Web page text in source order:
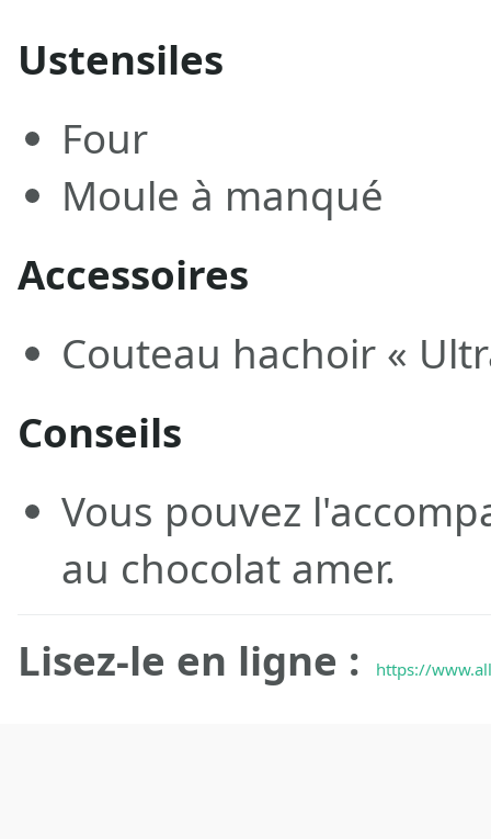
Ustensiles
Four
Moule à manqué
Accessoires
Couteau hachoir «
Conseils
Vous pouvez
au chocolat amer.
Lisez-le en ligne :
https://